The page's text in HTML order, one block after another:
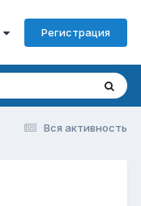
Регистрация
Вся активность